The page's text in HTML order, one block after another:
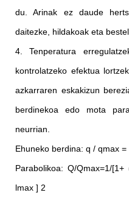
du. Arinak ez daude
daitezke, hildakoak eta
4. Tenperatura
kontrolatzeko efektua
azkarraren eskakizun
berdinekoa edo mota
neurrian.
Ehuneko berdina: q / qmax
Parabolikoa: Q/Qmax=1/
lmax ] 2